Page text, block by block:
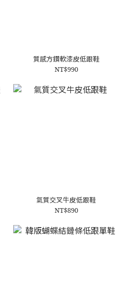
質感方鑽軟漆皮低跟鞋
NT$990
氣質交叉牛皮低跟鞋
NT$890